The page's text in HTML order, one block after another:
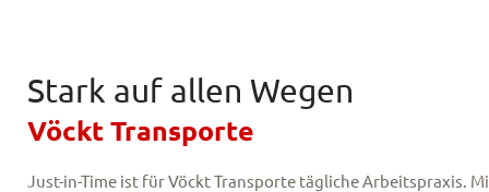
Stark auf allen Wegen
Vöckt Transporte
Just-in-Time ist für Vöckt Transporte tägliche Arbeitspraxis.